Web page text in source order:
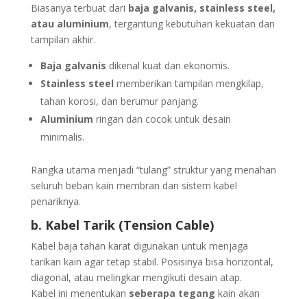
Biasanya terbuat dari baja galvanis, stainless steel,
atau aluminium, tergantung kebutuhan kekuatan dan
tampilan akhir.
Baja galvanis dikenal kuat dan ekonomis.
Stainless steel memberikan tampilan mengkilap,
tahan korosi, dan berumur panjang.
Aluminium ringan dan cocok untuk desain
minimalis.
Rangka utama menjadi “tulang” struktur yang menahan
seluruh beban kain membran dan sistem kabel
penariknya.
b. Kabel Tarik (Tension Cable)
Kabel baja tahan karat digunakan untuk menjaga
tarikan kain agar tetap stabil. Posisinya bisa horizontal,
diagonal, atau melingkar mengikuti desain atap.
Kabel ini menentukan seberapa tegang kain akan